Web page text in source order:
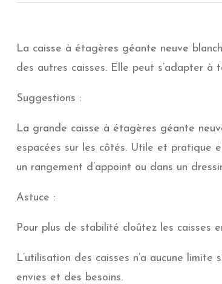
La caisse à étagères géante neuve
des autres caisses. Elle peut s’adapter à
Suggestions :
La grande caisse à étagères géante
espacées sur les côtés. Utile et pratique
un rangement d’appoint ou dans un
Astuce :
Pour plus de stabilité cloûtez les caisses
L’utilisation des caisses n’a aucune
envies et des besoins.